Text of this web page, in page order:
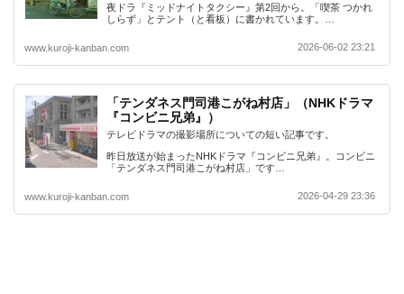
夜ドラ『ミッドナイトタクシー』第2回から。「喫茶 つかれ
しらず」とテント（と看板）に書かれています。…
www.kuroji-kanban.com 2026-06-02 23:21
「テンダネス門司港こがね村店」（NHKドラマ
『コンビニ兄弟』）
テレビドラマの撮影場所についての短い記事です。
昨日放送が始まったNHKドラマ『コンビニ兄弟』。コンビニ
「テンダネス門司港こがね村店」です…
www.kuroji-kanban.com 2026-04-29 23:36